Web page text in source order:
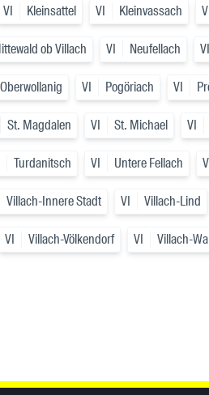
VI Kleinsattel VI Kleinvassach
ob Villach VI Neufellach VI
Oberwollanig VI Pogöriach VI
St. Magdalen VI St. Michael VI
Turdanitsch VI Untere Fellach
Villach-Innere Stadt VI Villach-Lind
VI Villach-Völkendorf VI Villach-